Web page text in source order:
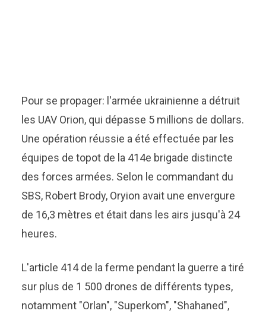
Pour se propager: l'armée ukrainienne a détruit
les UAV Orion, qui dépasse 5 millions de dollars.
Une opération réussie a été effectuée par les
équipes de topot de la 414e brigade distincte
des forces armées. Selon le commandant du
SBS, Robert Brody, Oryion avait une envergure
de 16,3 mètres et était dans les airs jusqu'à 24
heures.
L'article 414 de la ferme pendant la guerre a tiré
sur plus de 1 500 drones de différents types,
notamment "Orlan", "Superkom", "Shahaned",